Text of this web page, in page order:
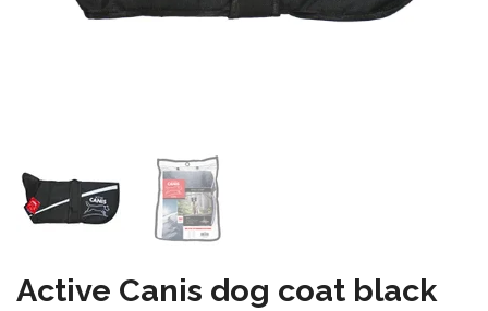
Active Canis dog coat black